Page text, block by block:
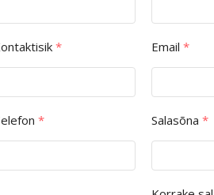
*
*
Email *
Salasõna *